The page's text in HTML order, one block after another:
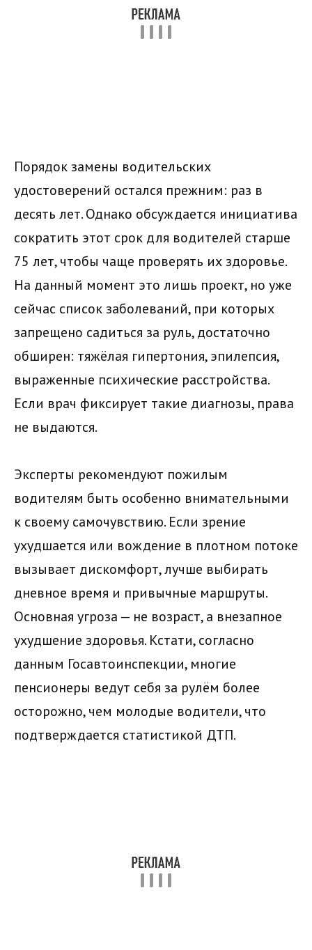
Порядок замены водительских
удостоверений остался прежним: раз в
десять лет. Однако обсуждается инициатива
сократить этот срок для водителей старше
75 лет, чтобы чаще проверять их здоровье.
На данный момент это лишь проект, но уже
сейчас список заболеваний, при которых
запрещено садиться за руль, достаточно
обширен: тяжёлая гипертония, эпилепсия,
выраженные психические расстройства.
Если врач фиксирует такие диагнозы, права
не выдаются.
Эксперты рекомендуют пожилым
водителям быть особенно внимательными
к своему самочувствию. Если зрение
ухудшается или вождение в плотном потоке
вызывает дискомфорт, лучше выбирать
дневное время и привычные маршруты.
Основная угроза — не возраст, а внезапное
ухудшение здоровья. Кстати, согласно
данным Госавтоинспекции, многие
пенсионеры ведут себя за рулём более
осторожно, чем молодые водители, что
подтверждается статистикой ДТП.